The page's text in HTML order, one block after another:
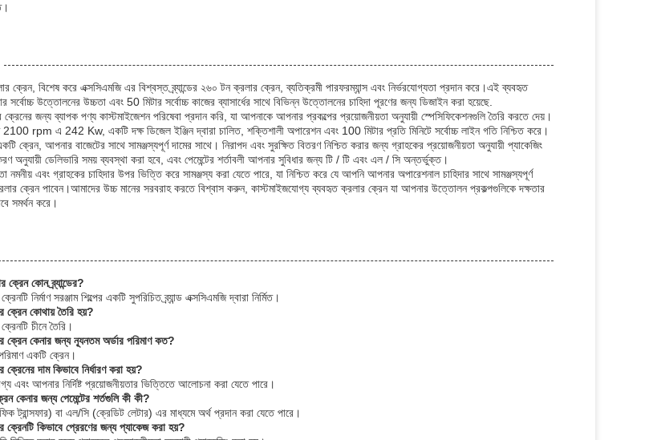
ক্রেন, বিশেষ করে এক্সসিএমজি এর বিশ্বস্ত ব্র্যান্ডের ২৬০ টন ক্রলার ক্রেন, ব্যতিক্রমী পারফরম্যান্স এবং নির্ভরযোগ্যতা প্রদান করে।এই ব্যবহৃত
সর্বোচ্চ উত্তোলনের উচ্চতা এবং 50 মিটার সর্বোচ্চ কাজের ব্যাসার্ধের সাথে বিভিন্ন উত্তোলনের চাহিদা পূরণের জন্য ডিজাইন করা হয়েছে.
জন্য ব্যাপক পণ্য কাস্টমাইজেশন পরিষেবা প্রদান করি, যা আপনাকে আপনার প্রকল্পের প্রয়োজনীয়তা অনুযায়ী স্পেসিফিকেশনগুলি তৈরি করতে দেয়।
2100 rpm এ 242 Kw, একটি দক্ষ ডিজেল ইঞ্জিন দ্বারা চালিত, শক্তিশালী অপারেশন এবং 100 মিটার প্রতি মিনিটে সর্বোচ্চ লাইন গতি নিশ্চিত করে।
ক্রেন, আপনার বাজেটের সাথে সামঞ্জস্যপূর্ণ দামের সাথে। নিরাপদ এবং সুরক্ষিত বিতরণ নিশ্চিত করার জন্য গ্রাহকের প্রয়োজনীয়তা অনুযায়ী প্যাকেজিং
অনুযায়ী ডেলিভারি সময় ব্যবস্থা করা হবে, এবং পেমেন্টের শর্তাবলী আপনার সুবিধার জন্য টি / টি এবং এল / সি অন্তর্ভুক্ত।
নমনীয় এবং গ্রাহকের চাহিদার উপর ভিত্তি করে সামঞ্জস্য করা যেতে পারে, যা নিশ্চিত করে যে আপনি আপনার অপারেশনাল চাহিদার সাথে সামঞ্জস্যপূর্ণ
ক্রেন পাবেন।আমাদের উচ্চ মানের সরবরাহ করতে বিশ্বাস করুন, কাস্টমাইজযোগ্য ব্যবহৃত ক্রলার ক্রেন যা আপনার উত্তোলন প্রকল্পগুলিকে দক্ষতার
সমর্থন করে।
কোন ব্র্যান্ডের?
নির্মাণ সরঞ্জাম শিল্পের একটি সুপরিচিত ব্র্যান্ড এক্সসিএমজি দ্বারা নির্মিত।
ক্রেন কোথায় তৈরি হয়?
চীনে তৈরি।
ক্রেন কেনার জন্য ন্যূনতম অর্ডার পরিমাণ কত?
একটি ক্রেন।
দাম কিভাবে নির্ধারণ করা হয়?
এবং আপনার নির্দিষ্ট প্রয়োজনীয়তার ভিত্তিতে আলোচনা করা যেতে পারে।
কেনার জন্য পেমেন্টের শর্তগুলি কী কী?
ট্রান্সফার) বা এল/সি (ক্রেডিট লেটার) এর মাধ্যমে অর্থ প্রদান করা যেতে পারে।
কিভাবে প্রেরণের জন্য প্যাকেজ করা হয়?